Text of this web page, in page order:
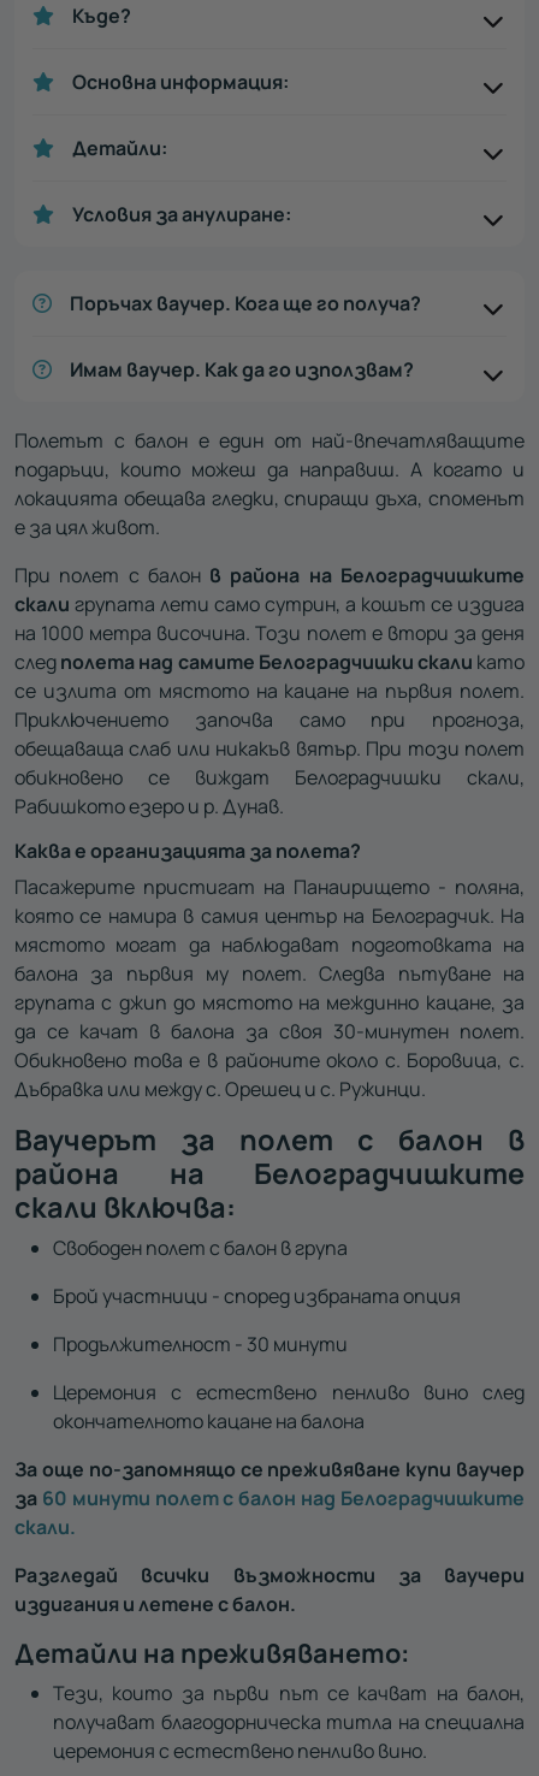
Къде?
Основна информация:
Детайли:
Условия за анулиране:
Поръчах ваучер. Кога ще го получа?
Имам ваучер. Как да го използвам?
Полетът с балон е един от най-впечатляващите
подаръци, които можеш да направиш. А когато и
локацията обещава гледки, спиращи дъха, споменът
е за цял живот.
При полет с балон в района на Белоградчишките
скали групата лети само сутрин, а кошът се издига
на 1000 метра височина. Този полет е втори за деня
следполета над самите Белоградчишки скали като
се излита от мястото на кацане на първия полет.
Приключението започва само при прогноза,
обещаваща слаб или никакъв вятър. При този полет
обикновено се виждат Белоградчишки скали,
Рабишкото езеро и р. Дунав.
Каква е организацията за полета?
Пасажерите пристигат на Панаирището - поляна,
която се намира в самия център на Белоградчик. На
мястото могат да наблюдават подготовката на
балона за първия му полет. Следва пътуване на
групата с джип до мястото на междинно кацане, за
да се качат в балона за своя 30-минутен полет.
Обикновено това е в районите около с. Боровица, с.
Дъбравка или между с. Орешец и с. Ружинци.
Ваучерът за полет с балон в
района на Белоградчишките
скали включва:
Свободен полет с балон в група
Брой участници - според избраната опция
Продължителност - 30 минути
Церемония с естествено пенливо вино след
окончателното кацане на балона
За още по-запомнящо се преживяване купи ваучер
за 60 минути полет с балон над Белоградчишките
скали.
Разгледай всички възможности за ваучери
издигания и летене с балон.
Детайли на преживяването:
Тези, които за първи път се качват на балон,
получават благодорническа титла на специална
церемония с естествено пенливо вино.